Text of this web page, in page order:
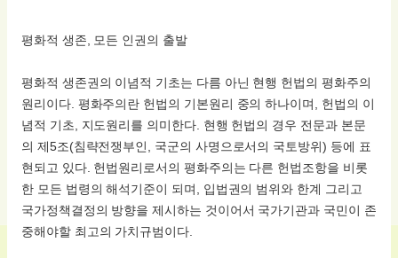
평화적 생존, 모든 인권의 출발
평화적 생존권의 이념적 기초는 다름 아닌 현행 헌법의 평화주의
원리이다. 평화주의란 헌법의 기본원리 중의 하나이며, 헌법의 이
념적 기초, 지도원리를 의미한다. 현행 헌법의 경우 전문과 본문
의 제5조(침략전쟁부인, 국군의 사명으로서의 국토방위) 등에 표
현되고 있다. 헌법원리로서의 평화주의는 다른 헌법조항을 비롯
한 모든 법령의 해석기준이 되며, 입법권의 범위와 한계 그리고
국가정책결정의 방향을 제시하는 것이어서 국가기관과 국민이 존
중해야할 최고의 가치규범이다.